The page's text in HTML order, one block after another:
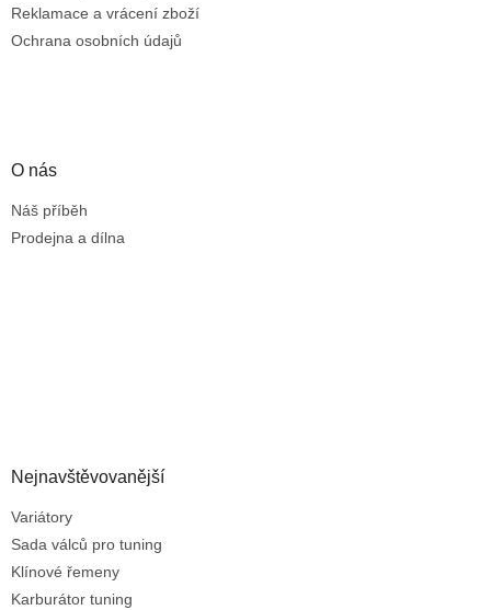
Reklamace a vrácení zboží
Ochrana osobních údajů
O nás
Náš příběh
Prodejna a dílna
Nejnavštěvovanější
Variátory
Sada válců pro tuning
Klínové řemeny
Karburátor tuning